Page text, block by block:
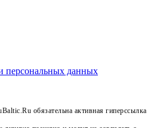
персональных данных
обязательна активная гиперссылка